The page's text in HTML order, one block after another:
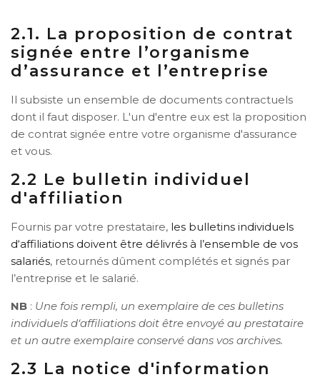
2.1. La proposition de contrat
signée entre l’organisme
d’assurance et l’entreprise
Il subsiste un ensemble de documents contractuels
dont il faut disposer. L'un d'entre eux est la proposition
de contrat signée entre votre organisme d'assurance
et vous.
2.2 Le bulletin individuel
d'affiliation
Fournis par votre prestataire, les bulletins individuels
d‘affiliations doivent être délivrés à l’ensemble de vos
salariés, retournés dûment complétés et signés par
l’entreprise et le salarié.
NB : Une fois rempli, un exemplaire de ces bulletins
individuels d‘affiliations doit être envoyé au prestataire
et un autre exemplaire conservé dans vos archives.
2.3 La notice d'information